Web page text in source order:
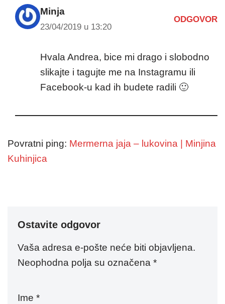
Minja
23/04/2019 u 13:20
ODGOVOR
Hvala Andrea, bice mi drago i slobodno
slikajte i tagujte me na Instagramu ili
Facebook-u kad ih budete radili 🙂
Povratni ping: Mermerna jaja – lukovina | Minjina
Kuhinjica
Ostavite odgovor
Vaša adresa e-pošte neće biti objavljena.
Neophodna polja su označena *
Ime *